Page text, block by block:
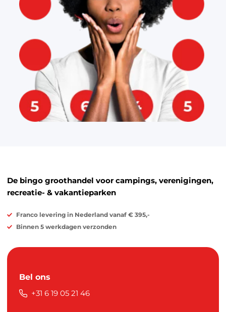
De bingo groothandel voor campings, verenigingen,
recreatie- & vakantieparken
Franco levering in Nederland vanaf € 395,-
Binnen 5 werkdagen verzonden
Bel ons
+31 6 19 05 21 46